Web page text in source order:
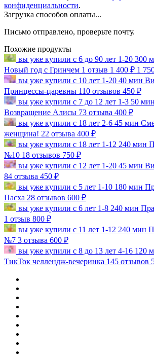
конфиденциальности.
Загрузка способов оплаты...
Письмо отправлено, проверьте почту.
Похожие продукты
вы уже купили с 6 до 90 лет 1-20 300
Новый год с Гринчем 1 отзыв 1 400 ₽ 1
вы уже купили с 10 лет 1-20 40 мин
Принцессы-царевны 110 отзывов 450 ₽
вы уже купили с 7 до 12 лет 1-3 50 мин
Возвращение Алисы 73 отзыва 400 ₽
вы уже купили с 18 лет 2-6 45 мин
женщина! 22 отзыва 400 ₽
вы уже купили с 18 лет 1-12 240 мин
№10 18 отзывов 750 ₽
вы уже купили с 12 лет 1-20 45 мин
84 отзыва 450 ₽
вы уже купили с 5 лет 1-10 180 мин
Пасха 28 отзывов 600 ₽
вы уже купили с 6 лет 1-8 240 мин
1 отзыв 800 ₽
вы уже купили с 11 лет 1-12 240 мин
№7 3 отзыва 600 ₽
вы уже купили с 8 до 13 лет 4-16 120
ТикТок челлендж-вечеринка 145 отзывов